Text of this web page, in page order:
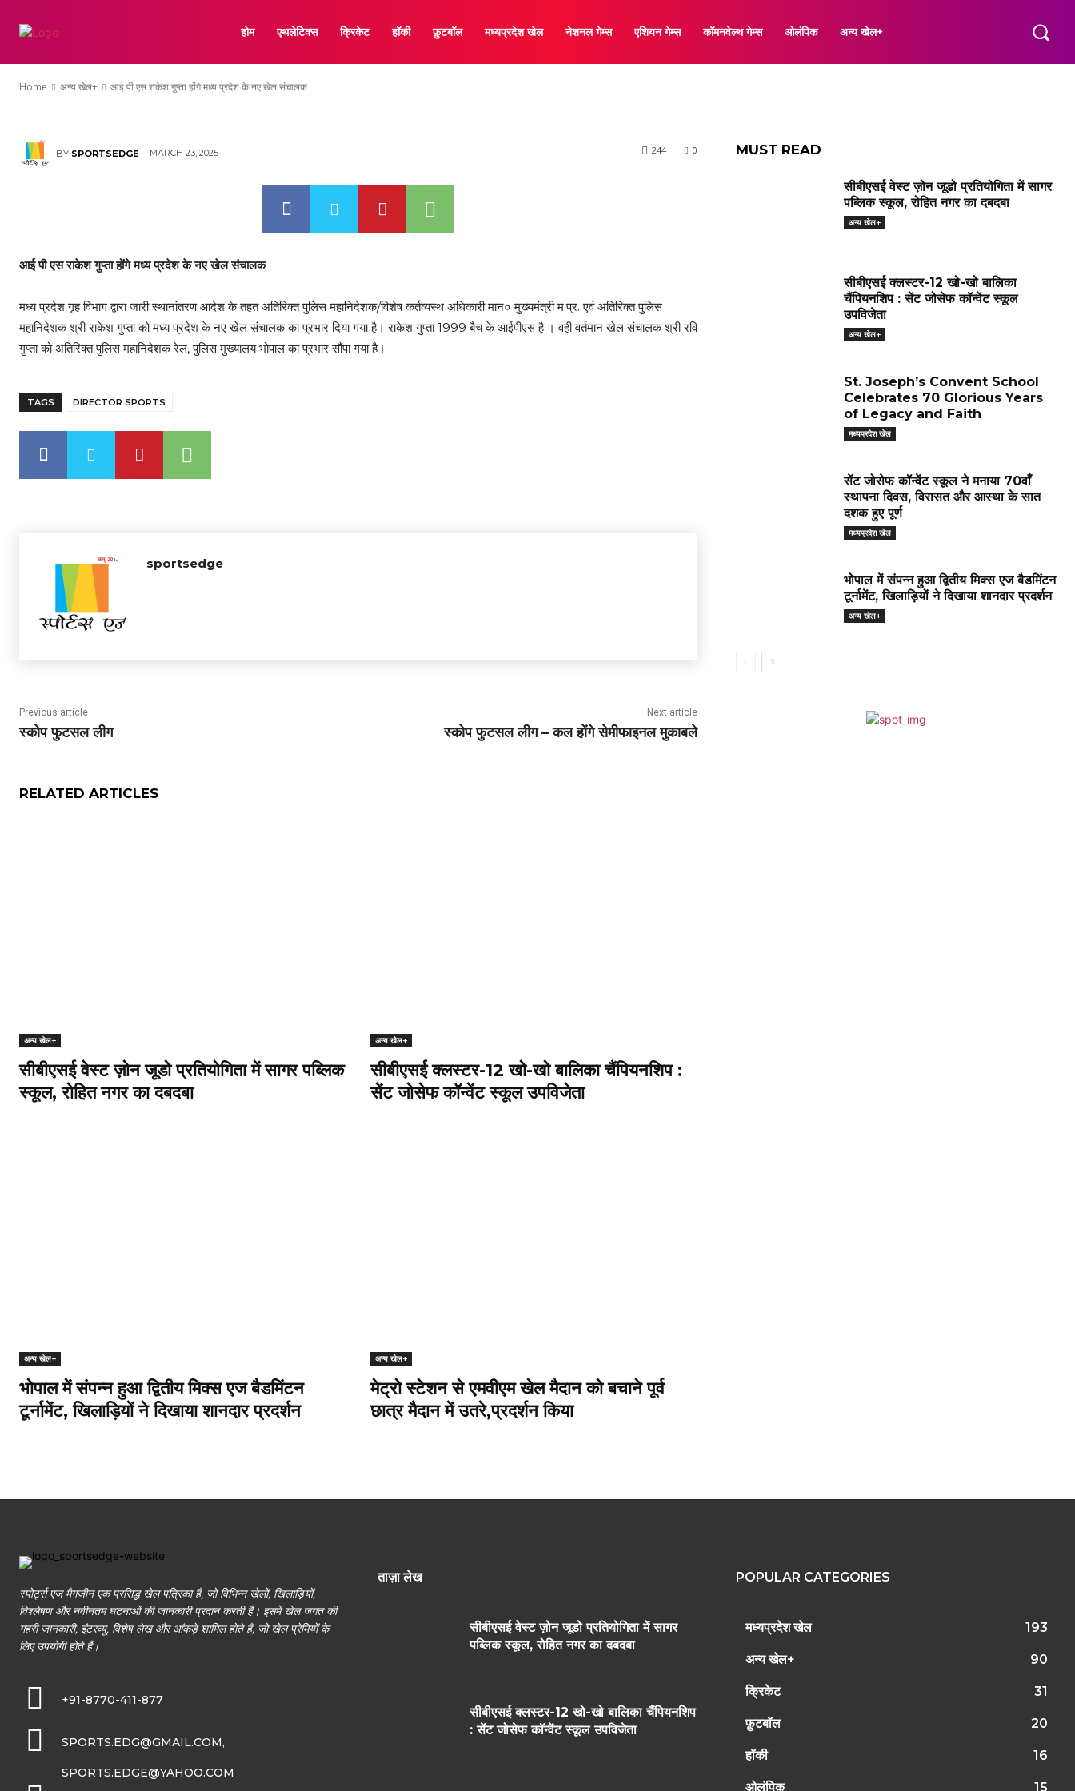
होम एथलेटिक्स क्रिकेट हॉकी फ़ुटबॉल मध्यप्रदेश खेल नेशनल गेम्स एशियन गेम्स कॉमनवेल्थ गेम्स ओलंपिक अन्य खेल+
Home अन्य खेल+ आई पी एस राकेश गुप्ता होंगे मध्य प्रदेश के नए खेल संचालक
संचालक
BY SPORTSEDGE MARCH 23, 2025 0
244
आई पी एस राकेश गुप्ता होंगे मध्य प्रदेश के नए खेल संचालक
मध्य प्रदेश गृह विभाग द्वारा जारी स्थानांतरण आदेश के तहत अतिरिक्त पुलिस महानिदेशक/विशेष कर्तव्यस्थ अधिकारी मान० मुख्यमंत्री म.प्र. एवं अतिरिक्त पुलिस
महानिदेशक श्री राकेश गुप्ता को मध्य प्रदेश के नए खेल संचालक का प्रभार दिया गया है। राकेश गुप्ता 1999 बैच के आईपीएस है । वही वर्तमान खेल संचालक श्री रवि
गुप्ता को अतिरिक्त पुलिस महानिदेशक रेल, पुलिस मुख्यालय भोपाल का प्रभार सौंपा गया है।
TAGS DIRECTOR SPORTS
sportsedge
Previous article
स्कोप फुटसल लीग
Next article
स्कोप फुटसल लीग – कल होंगे सेमीफाइनल मुकाबले
RELATED ARTICLES
अन्य खेल+
सीबीएसई वेस्ट ज़ोन जूडो प्रतियोगिता में सागर पब्लिक
स्कूल, रोहित नगर का दबदबा
अन्य खेल+
सीबीएसई क्लस्टर-12 खो-खो बालिका चैंपियनशिप :
सेंट जोसेफ कॉन्वेंट स्कूल उपविजेता
अन्य खेल+
भोपाल में संपन्न हुआ द्वितीय मिक्स एज बैडमिंटन
टूर्नामेंट, खिलाड़ियों ने दिखाया शानदार प्रदर्शन
अन्य खेल+
मेट्रो स्टेशन से एमवीएम खेल मैदान को बचाने पूर्व
छात्र मैदान में उतरे,प्रदर्शन किया
MUST READ
सीबीएसई वेस्ट ज़ोन जूडो प्रतियोगिता में सागर
पब्लिक स्कूल, रोहित नगर का दबदबा
अन्य खेल+
सीबीएसई क्लस्टर-12 खो-खो बालिका
चैंपियनशिप : सेंट जोसेफ कॉन्वेंट स्कूल
उपविजेता
अन्य खेल+
St. Joseph’s Convent School
Celebrates 70 Glorious Years
of Legacy and Faith
मध्यप्रदेश खेल
सेंट जोसेफ कॉन्वेंट स्कूल ने मनाया 70वाँ
स्थापना दिवस, विरासत और आस्था के सात
दशक हुए पूर्ण
मध्यप्रदेश खेल
भोपाल में संपन्न हुआ द्वितीय मिक्स एज बैडमिंटन
टूर्नामेंट, खिलाड़ियों ने दिखाया शानदार प्रदर्शन
अन्य खेल+
स्पोर्ट्स एज मैगजीन एक प्रसिद्ध खेल पत्रिका है, जो विभिन्न खेलों, खिलाड़ियों,
विश्लेषण और नवीनतम घटनाओं की जानकारी प्रदान करती है। इसमें खेल जगत की
गहरी जानकारी, इंटरव्यू, विशेष लेख और आंकड़े शामिल होते हैं, जो खेल प्रेमियों के
लिए उपयोगी होते हैं।
+91-8770-411-877
SPORTS.EDG@GMAIL.COM,
SPORTS.EDGE@YAHOO.COM
ताज़ा लेख
सीबीएसई वेस्ट ज़ोन जूडो प्रतियोगिता में सागर
पब्लिक स्कूल, रोहित नगर का दबदबा
सीबीएसई क्लस्टर-12 खो-खो बालिका चैंपियनशिप
: सेंट जोसेफ कॉन्वेंट स्कूल उपविजेता
POPULAR CATEGORIES
मध्यप्रदेश खेल 193
अन्य खेल+ 90
क्रिकेट 31
फ़ुटबॉल 20
हॉकी 16
ओलंपिक 15